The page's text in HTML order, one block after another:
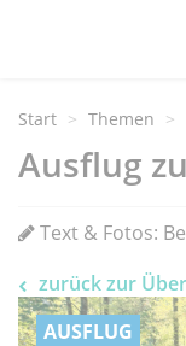
Start Themen
Ausflug
Text & Fotos:
zurück zur
AUSFLUG